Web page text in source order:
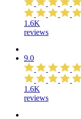
1.6K
reviews
9.0
1.6K
reviews